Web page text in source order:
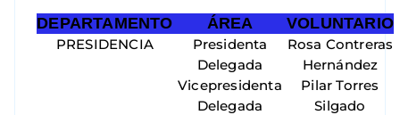
DEPARTAMENTO ÁREA VOLUNTARIO
PRESIDENCIA
Presidenta
Delegada
Vicepresidenta
Delegada
Rosa Contreras
Hernández
Pilar Torres
Silgado